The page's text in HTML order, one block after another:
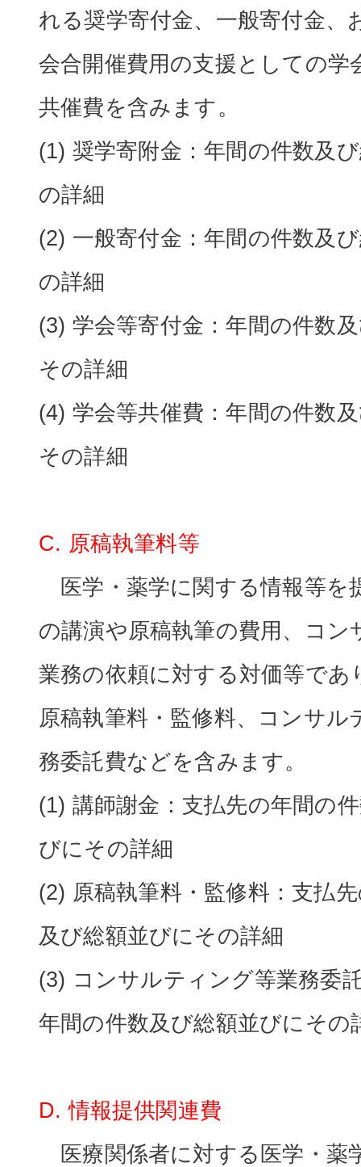
れる奨学寄付金、一般寄付金、
会合開催費用の支援としての学
共催費を含みます。
(1) 奨学寄附金：年間の件数及
の詳細
(2) 一般寄付金：年間の件数及
の詳細
(3) 学会等寄付金：年間の件数
その詳細
(4) 学会等共催費：年間の件数
その詳細
C. 原稿執筆料等
医学・薬学に関する情報等を
の講演や原稿執筆の費用、コン
業務の依頼に対する対価等であ
原稿執筆料・監修料、コンサル
務委託費などを含みます。
(1) 講師謝金：支払先の年間の
びにその詳細
(2) 原稿執筆料・監修料：支払
及び総額並びにその詳細
(3) コンサルティング等業務委
年間の件数及び総額並びにその
D. 情報提供関連費
医療関係者に対する医学・薬